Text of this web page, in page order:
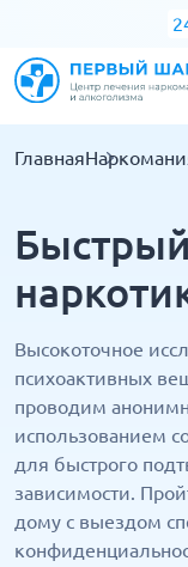
Главная
Быстрый
Высокоточное
психоактивных
проводим
использованием
для быстрого
зависимости.
дому с выездом